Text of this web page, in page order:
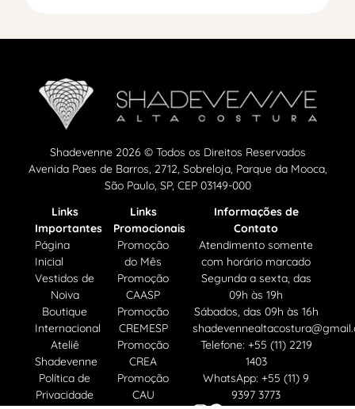
Shadevenne 2026 © Todos os Direitos Reservados
Avenida Paes de Barros, 2712, Sobreloja, Parque da Mooca,
São Paulo, SP, CEP 03149-000
Links
Importantes
Página
Inicial
Vestidos de
Noiva
Boutique
Internacional
Ateliê
Shadevenne
Política de
Privacidade
Links
Promocionais
Promoção
do Mês
Promoção
CAASP
Promoção
CREMESP
Promoção
CREA
Promoção
CAU
Informações de
Contato
Atendimento somente
com horário marcado
Segunda a sexta, das
09h às 19h
Sábados, das 09h às 16h
Telefone: +55 (11) 2219
1403
WhatsApp: +55 (11) 9
9397 3773